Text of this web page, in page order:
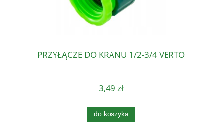
PRZYŁĄCZE DO KRANU 1/2-3/4 VERTO
3,49 zł
do koszyka